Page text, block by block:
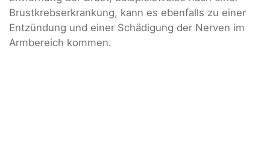
Brustkrebserkrankung, kann es ebenfalls zu einer
Entzündung und einer Schädigung der Nerven im
Armbereich kommen.